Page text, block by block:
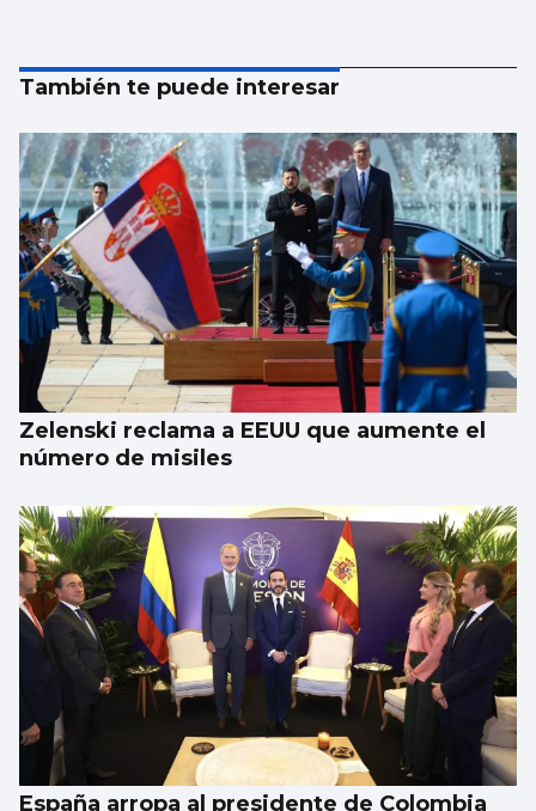
También te puede interesar
Zelenski reclama a EEUU que aumente el
número de misiles
España arropa al presidente de Colombia